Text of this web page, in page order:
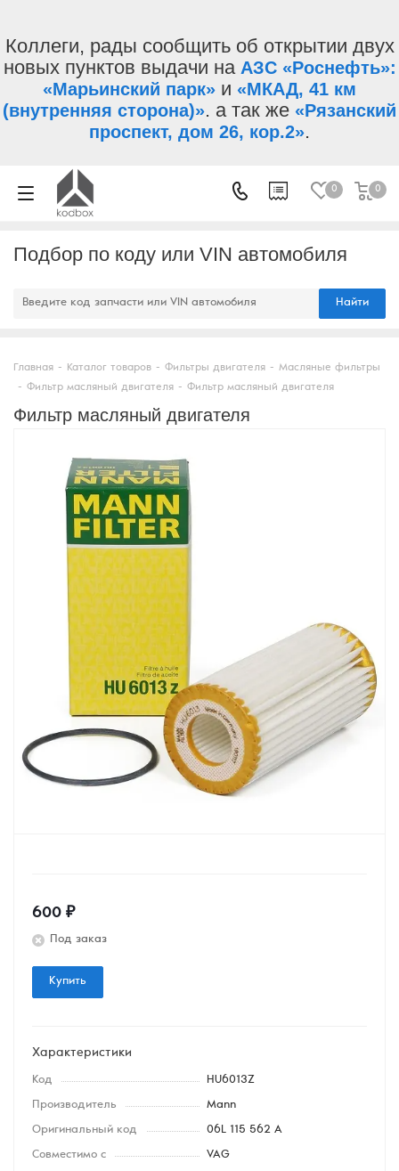
Коллеги, рады сообщить об открытии двух
новых пунктов выдачи на АЗС «Роснефть»:
«Марьинский парк» и «МКАД, 41 км
(внутренняя сторона)». а так же «Рязанский
проспект, дом 26, кор.2».
0 0
Подбор по коду или VIN автомобиля
Найти
Главная - Каталог товаров - Фильтры двигателя - Масляные фильтры
- Фильтр масляный двигателя - Фильтр масляный двигателя
Фильтр масляный двигателя
600 ₽
Под заказ
Купить
Характеристики
Код HU6013Z
Производитель Mann
Оригинальный код 06L 115 562 A
Совместимо с VAG